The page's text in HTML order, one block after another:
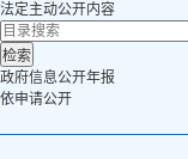
法定主动公开内容
政府信息公开年报
依申请公开